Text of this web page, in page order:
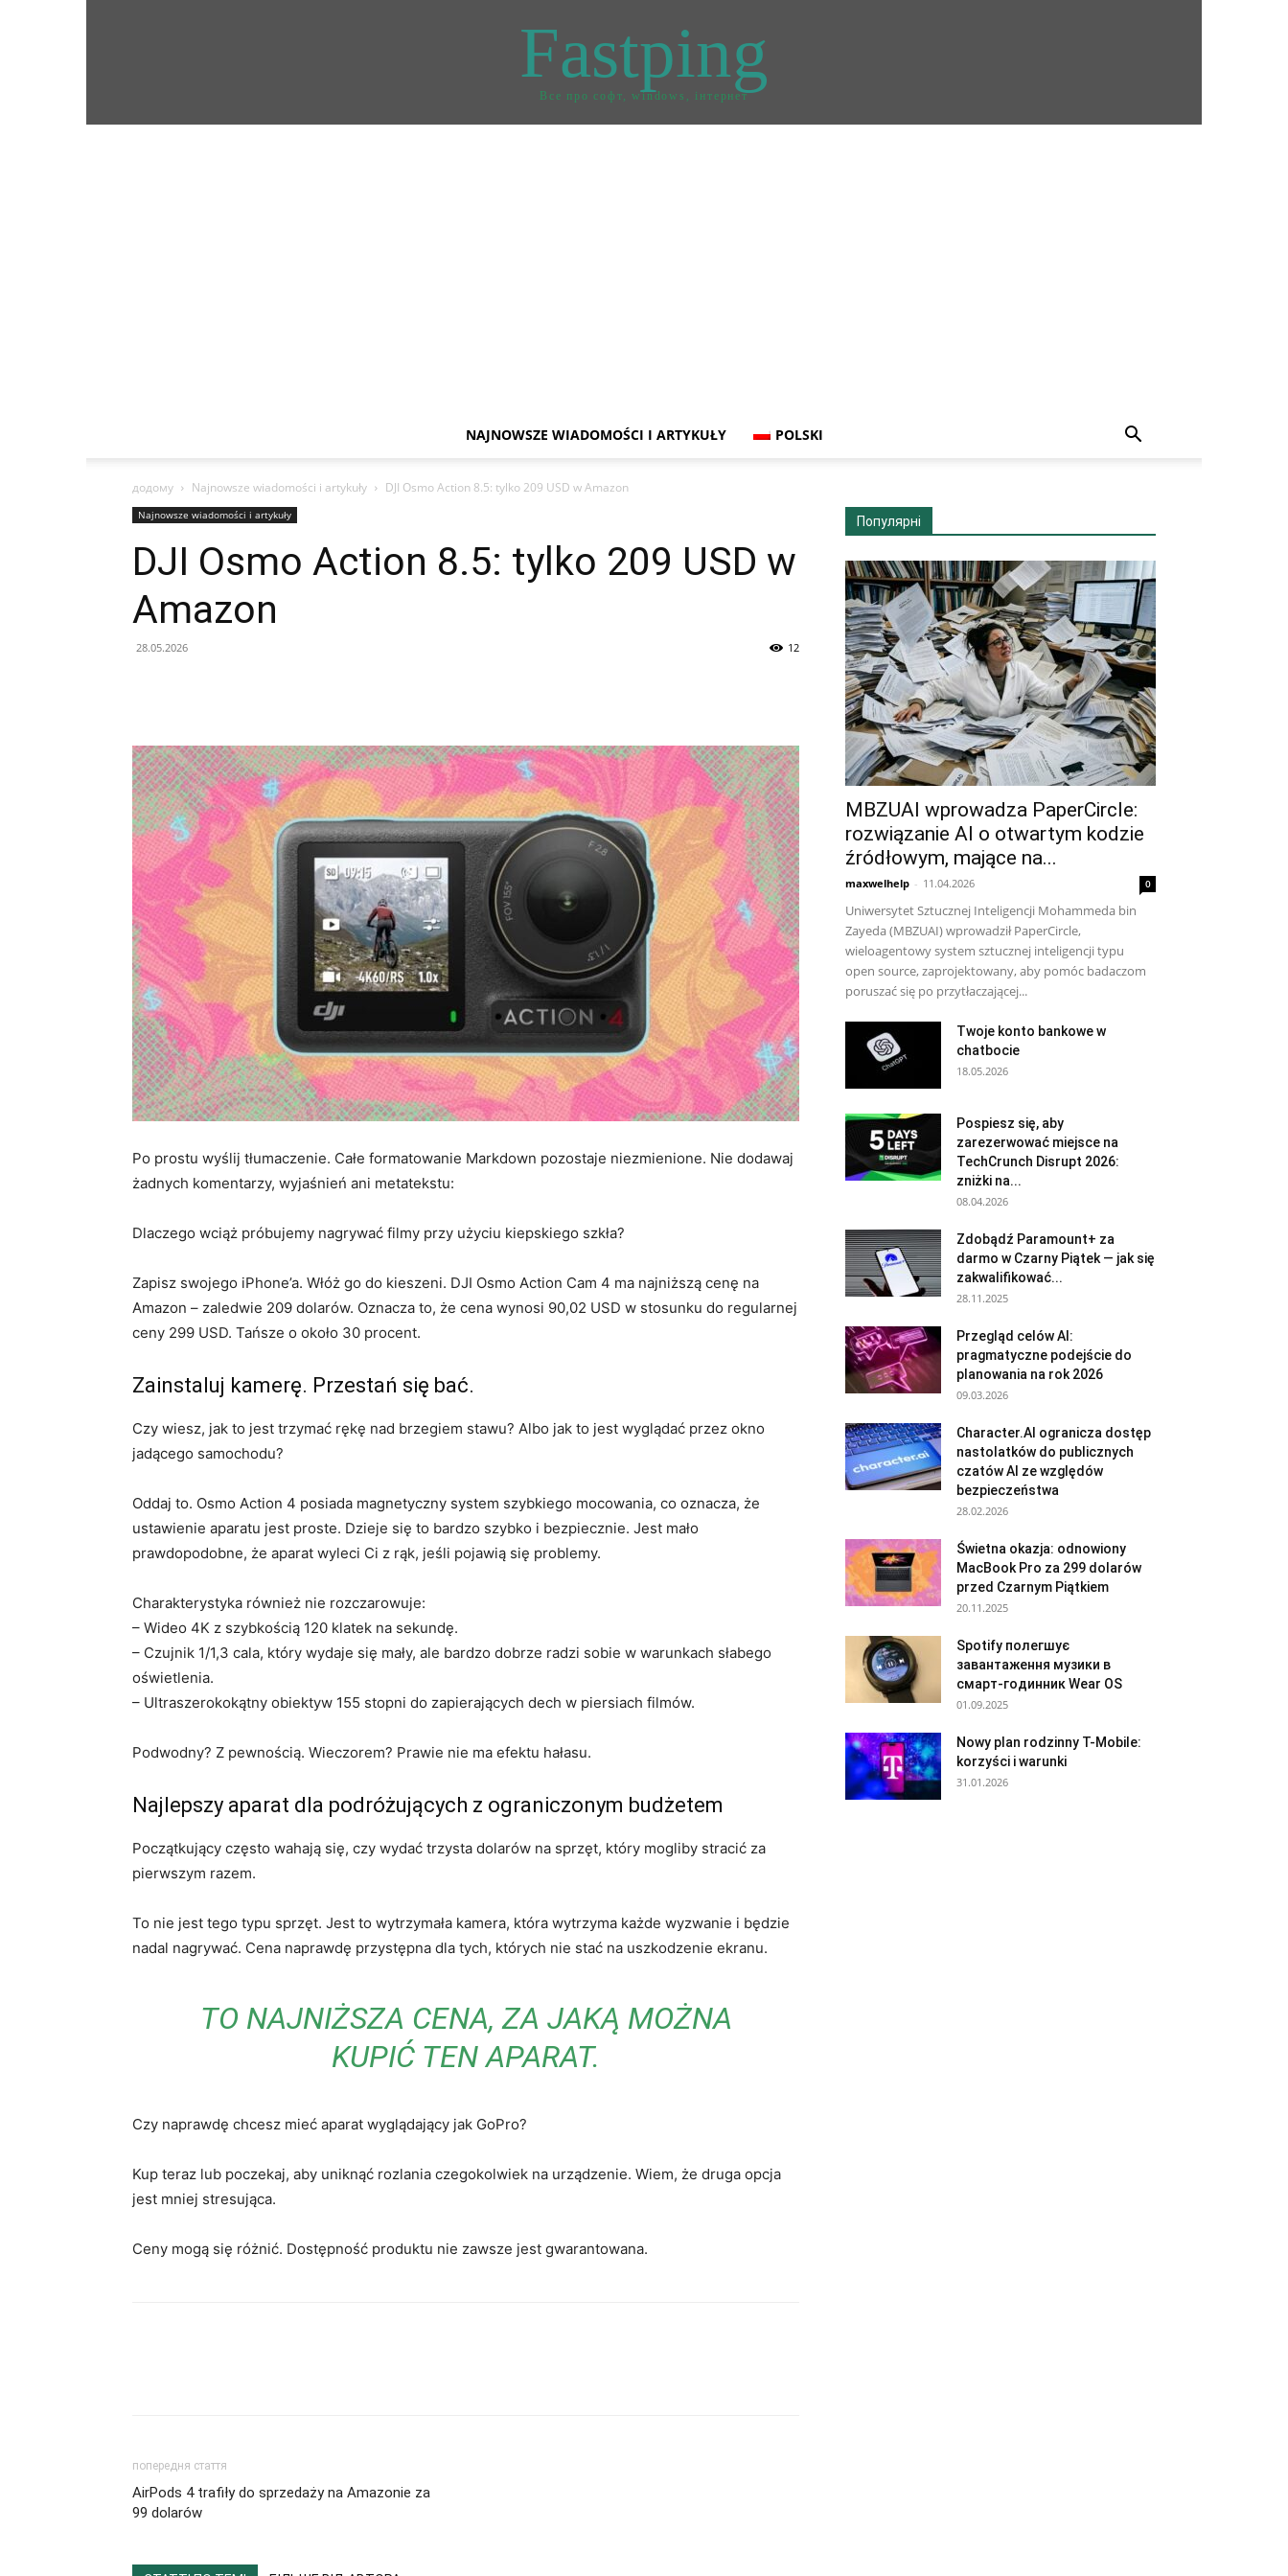
Fastping
Все про софт, windows, інтернет
NAJNOWSZE WIADOMOŚCI I ARTYKUŁY POLSKI
додому Najnowsze wiadomości i artykuły DJI Osmo Action 8.5: tylko 209 USD w Amazon
Najnowsze wiadomości i artykuły
DJI Osmo Action 8.5: tylko 209 USD w
Amazon
28.05.2026 12
Po prostu wyślij tłumaczenie. Całe formatowanie Markdown pozostaje niezmienione. Nie dodawaj
żadnych komentarzy, wyjaśnień ani metatekstu:
Dlaczego wciąż próbujemy nagrywać filmy przy użyciu kiepskiego szkła?
Zapisz swojego iPhone’a. Włóż go do kieszeni. DJI Osmo Action Cam 4 ma najniższą cenę na
Amazon – zaledwie 209 dolarów. Oznacza to, że cena wynosi 90,02 USD w stosunku do regularnej
ceny 299 USD. Tańsze o około 30 procent.
Zainstaluj kamerę. Przestań się bać.
Czy wiesz, jak to jest trzymać rękę nad brzegiem stawu? Albo jak to jest wyglądać przez okno
jadącego samochodu?
Oddaj to. Osmo Action 4 posiada magnetyczny system szybkiego mocowania, co oznacza, że ​​
ustawienie aparatu jest proste. Dzieje się to bardzo szybko i bezpiecznie. Jest mało
prawdopodobne, że aparat wyleci Ci z rąk, jeśli pojawią się problemy.
Charakterystyka również nie rozczarowuje:
– Wideo 4K z szybkością 120 klatek na sekundę.
– Czujnik 1/1,3 cala, który wydaje się mały, ale bardzo dobrze radzi sobie w warunkach słabego
oświetlenia.
– Ultraszerokokątny obiektyw 155 stopni do zapierających dech w piersiach filmów.
Podwodny? Z pewnością. Wieczorem? Prawie nie ma efektu hałasu.
Najlepszy aparat dla podróżujących z ograniczonym budżetem
Początkujący często wahają się, czy wydać trzysta dolarów na sprzęt, który mogliby stracić za
pierwszym razem.
To nie jest tego typu sprzęt. Jest to wytrzymała kamera, która wytrzyma każde wyzwanie i będzie
nadal nagrywać. Cena naprawdę przystępna dla tych, których nie stać na uszkodzenie ekranu.
TO NAJNIŻSZA CENA, ZA JAKĄ MOŻNA
KUPIĆ TEN APARAT.
Czy naprawdę chcesz mieć aparat wyglądający jak GoPro?
Kup teraz lub poczekaj, aby uniknąć rozlania czegokolwiek na urządzenie. Wiem, że druga opcja
jest mniej stresująca.
Ceny mogą się różnić. Dostępność produktu nie zawsze jest gwarantowana.
попередня стаття
AirPods 4 trafiły do sprzedaży na Amazonie za
99 dolarów
Популярні
MBZUAI wprowadza PaperCircle:
rozwiązanie AI o otwartym kodzie
źródłowym, mające na...
maxwelhelp - 11.04.2026 0
Uniwersytet Sztucznej Inteligencji Mohammeda bin
Zayeda (MBZUAI) wprowadził PaperCircle,
wieloagentowy system sztucznej inteligencji typu
open source, zaprojektowany, aby pomóc badaczom
poruszać się po przytłaczającej...
Twoje konto bankowe w
chatbocie
18.05.2026
Pospiesz się, aby
zarezerwować miejsce na
TechCrunch Disrupt 2026:
zniżki na...
08.04.2026
Zdobądź Paramount+ za
darmo w Czarny Piątek — jak się
zakwalifikować...
28.11.2025
Przegląd celów AI:
pragmatyczne podejście do
planowania na rok 2026
09.03.2026
Character.AI ogranicza dostęp
nastolatków do publicznych
czatów AI ze względów
bezpieczeństwa
28.02.2026
Świetna okazja: odnowiony
MacBook Pro za 299 dolarów
przed Czarnym Piątkiem
20.11.2025
Spotify полегшує
завантаження музики в
смарт-годинник Wear OS
01.09.2025
Nowy plan rodzinny T-Mobile:
korzyści i warunki
31.01.2026